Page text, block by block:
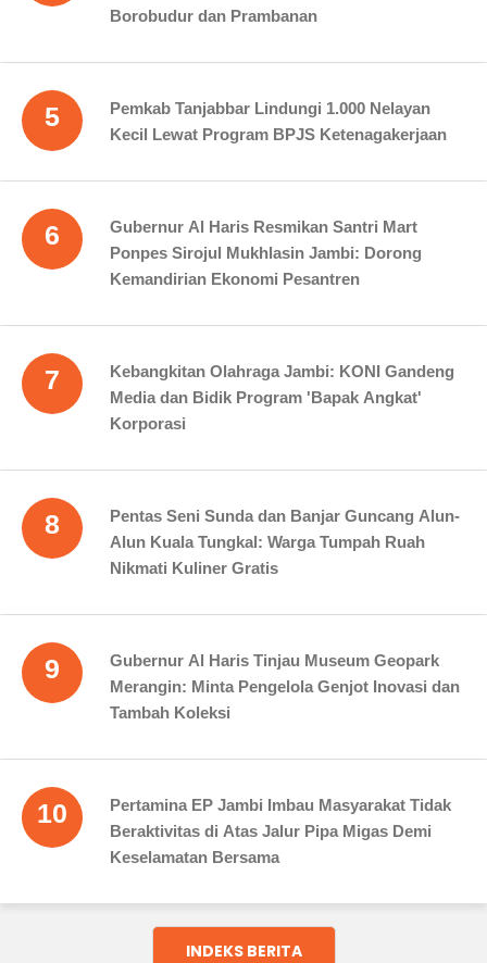
Borobudur dan Prambanan
5
Pemkab Tanjabbar Lindungi 1.000 Nelayan
Kecil Lewat Program BPJS Ketenagakerjaan
6
Gubernur Al Haris Resmikan Santri Mart
Ponpes Sirojul Mukhlasin Jambi: Dorong
Kemandirian Ekonomi Pesantren
7
Kebangkitan Olahraga Jambi: KONI Gandeng
Media dan Bidik Program 'Bapak Angkat'
Korporasi
8
Pentas Seni Sunda dan Banjar Guncang Alun-
Alun Kuala Tungkal: Warga Tumpah Ruah
Nikmati Kuliner Gratis
9
Gubernur Al Haris Tinjau Museum Geopark
Merangin: Minta Pengelola Genjot Inovasi dan
Tambah Koleksi
10
Pertamina EP Jambi Imbau Masyarakat Tidak
Beraktivitas di Atas Jalur Pipa Migas Demi
Keselamatan Bersama
INDEKS BERITA